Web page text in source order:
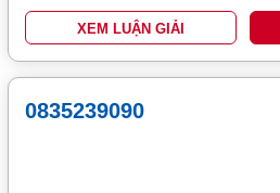
XEM LUẬN GIẢI
0835239090